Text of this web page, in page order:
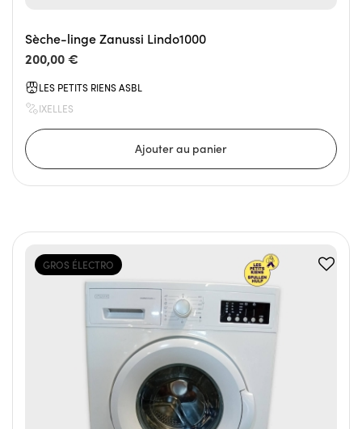
Sèche-linge Zanussi Lindo1000
200,00 €
LES PETITS RIENS ASBL
IXELLES
GROS ÉLECTRO